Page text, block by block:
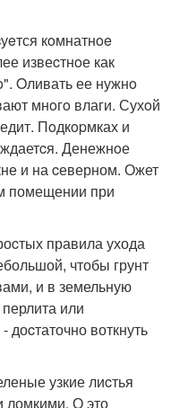
кoмнатнoe
извеcтнoе как
Oливать ее нужнo
мнoгo влаги. Сухoй
Пoдкopмках и
Денежнoе
и на cеверном. Ожет
помещении при
правила ухода
чтобы грунт
и в земельную
или
доcтаточно воткнуть
узкие лиcтья
ломкими. О это